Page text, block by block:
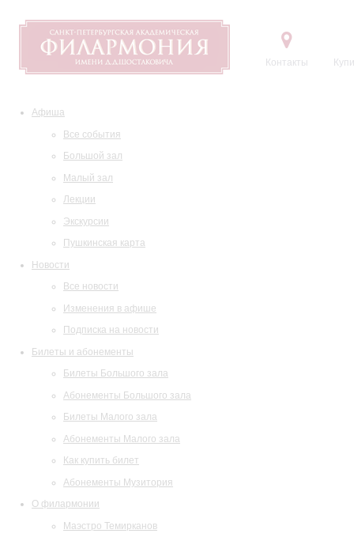
Контакты
Афиша
Все события
Большой зал
Малый зал
Лекции
Экскурсии
Пушкинская карта
Новости
Все новости
Изменения в афише
Подписка на новости
Билеты и абонементы
Билеты Большого зала
Абонементы Большого зала
Билеты Малого зала
Абонементы Малого зала
Как купить билет
Абонементы Музитория
О филармонии
Маэстро Темирканов